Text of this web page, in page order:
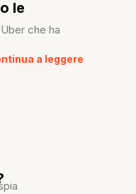
le
che ha
a leggere